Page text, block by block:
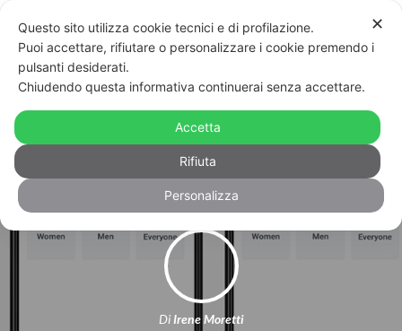
Nasce Dating, la app per incontri di
Facebook: in Europa solo nel 2020
Di Irene Moretti
✕
Questo sito utilizza cookie tecnici e di profilazione.
Puoi accettare, rifiutare o personalizzare i cookie premendo i
pulsanti desiderati.
Chiudendo questa informativa continuerai senza accettare.
Accetta
Rifiuta
Personalizza